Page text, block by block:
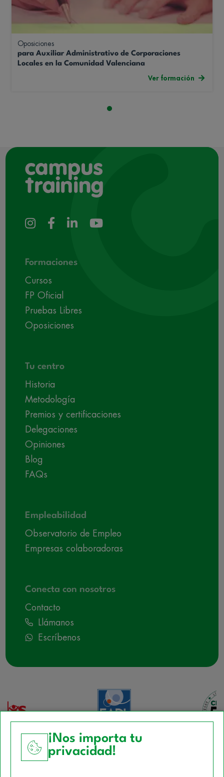
Oposiciones
para Auxiliar Administrativo de Corporaciones
Locales en la Comunidad Valenciana
Ver formación
Formaciones
Cursos
FP Oficial
Pruebas Libres
Oposiciones
Tu centro
Historia
Metodología
Premios y certificaciones
Delegaciones
Opiniones
Blog
FAQs
Empleabilidad
Observatorio de Empleo
Empresas colaboradoras
Conecta con nosotros
Contacto
Llámanos
Escríbenos
¡Nos importa tu
privacidad!